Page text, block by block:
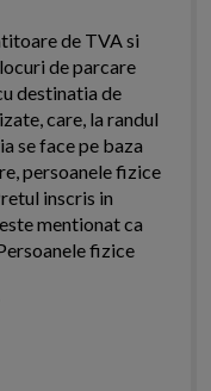
de TVA si
de parcare
destinatia de
care, la randul
se face pe baza
persoanele fizice
inscris in
mentionat ca
fizice